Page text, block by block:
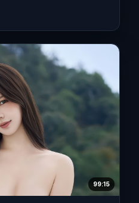
99:15